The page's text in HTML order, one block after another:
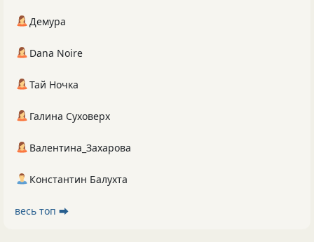
Демура
Dana Noire
Тай Ночка
Галина Суховерх
Валентина_Захарова
Константин Балухта
весь топ ⮕